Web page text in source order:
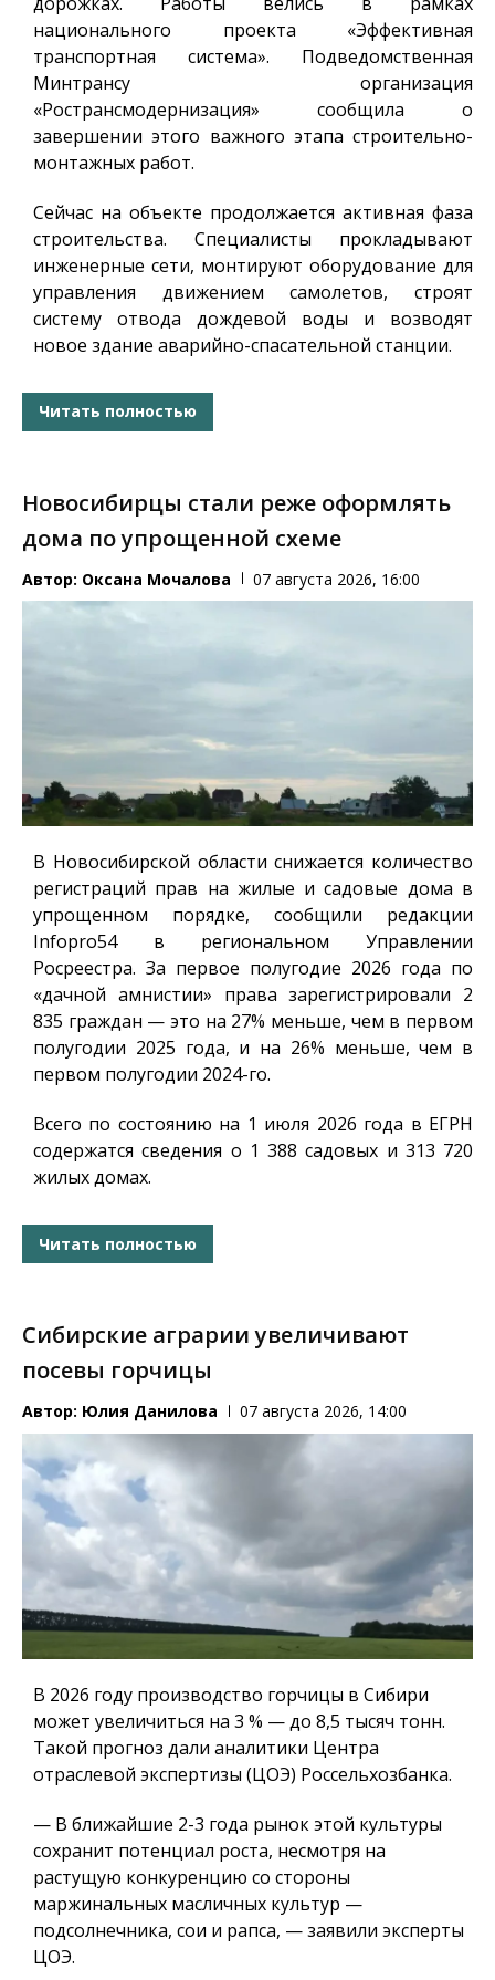
национального проекта «Эффективная
транспортная система». Подведомственная
Минтрансу организация
«Ространсмодернизация» сообщила о
завершении этого важного этапа строительно-
монтажных работ.
Сейчас на объекте продолжается активная фаза
строительства. Специалисты прокладывают
инженерные сети, монтируют оборудование для
управления движением самолетов, строят
систему отвода дождевой воды и возводят
новое здание аварийно-спасательной станции.
Читать полностью
Новосибирцы стали реже оформлять
дома по упрощенной схеме
Автор: Оксана Мочалова 07 августа 2026, 16:00
В Новосибирской области снижается количество
регистраций прав на жилые и садовые дома в
упрощенном порядке, сообщили редакции
Infopro54в региональном Управлении
Росреестра. За первое полугодие 2026 года по
«дачной амнистии» права зарегистрировали 2
835 граждан — это на 27% меньше, чем в первом
полугодии 2025 года, и на 26% меньше, чем в
первом полугодии 2024-го.
Всего по состоянию на 1 июля 2026 года в ЕГРН
содержатся сведения о 1 388 садовых и 313 720
жилых домах.
Читать полностью
Сибирские аграрии увеличивают
посевы горчицы
Автор: Юлия Данилова 07 августа 2026, 14:00
В 2026 году производство горчицы в Сибири
может увеличиться на 3 % — до 8,5 тысяч тонн.
Такой прогноз дали аналитики Центра
отраслевой экспертизы (ЦОЭ) Россельхозбанка.
— В ближайшие 2-3 года рынок этой культуры
сохранит потенциал роста, несмотря на
растущую конкуренцию со стороны
маржинальных масличных культур —
подсолнечника, сои и рапса, — заявили эксперты
ЦОЭ.